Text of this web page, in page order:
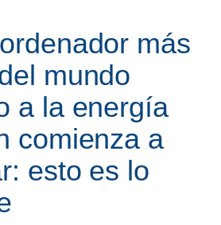
más
mundo
a la energía
comienza a
esto es lo